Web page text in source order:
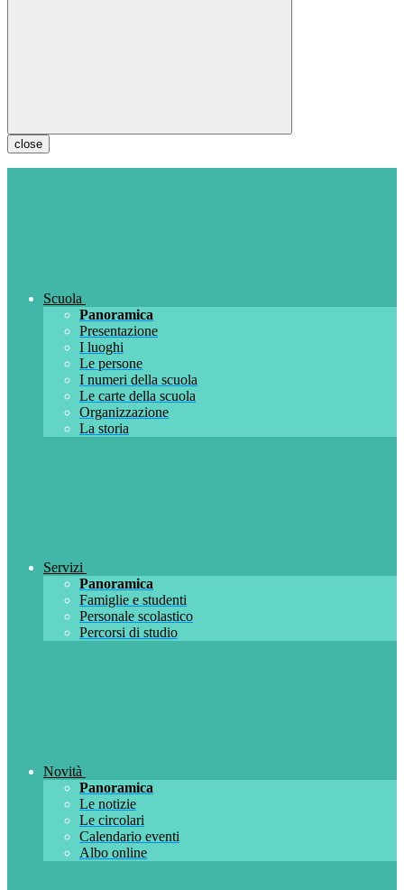
close
Scuola
Panoramica
Presentazione
I luoghi
Le persone
I numeri della scuola
Le carte della scuola
Organizzazione
La storia
Servizi
Panoramica
Famiglie e studenti
Personale scolastico
Percorsi di studio
Novità
Panoramica
Le notizie
Le circolari
Calendario eventi
Albo online